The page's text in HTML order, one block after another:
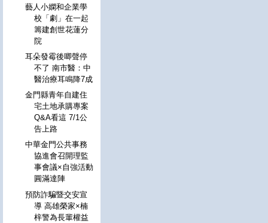
藝人小嫻和企業學
校「劇」在一起
籌建創世花蓮分
院
耳朵發霉後唧聲停
不了 南市醫：中
醫治療耳鳴降7成
金門縣青年自建住
宅土地承購專案
Q&A看這 7/1公
告上路
中華金門公共事務
協進會召開理監
事會議×自強活動
圓滿達陣
預防詐騙暨交安宣
導 高雄榮家×楠
梓警為長輩權益